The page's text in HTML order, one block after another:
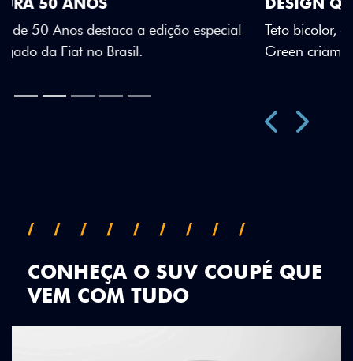
Teto bicolor, adesivos estilizados e detalhes em Citrus
Green criam uma identidade visual única.
CONHEÇA O SUV COUPÉ QUE
VEM COM TUDO